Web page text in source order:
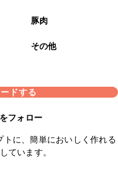
豚肉
その他
ドする
フォロー
トに、簡単においしく作れる
ています。